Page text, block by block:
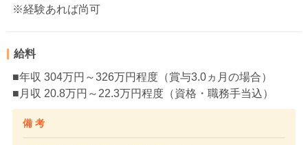
※経験あれば尚可
給料
■年収 304万円～326万円程度（賞与3.0ヵ月の場合）
■月収 20.8万円～22.3万円程度（資格・職務手当込）
備 考